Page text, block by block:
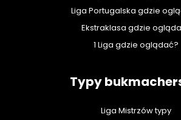
Liga Portugalska gdzie
Ekstraklasa gdzie
1 Liga gdzie oglądać?
Typy
Liga Mistrzów typy